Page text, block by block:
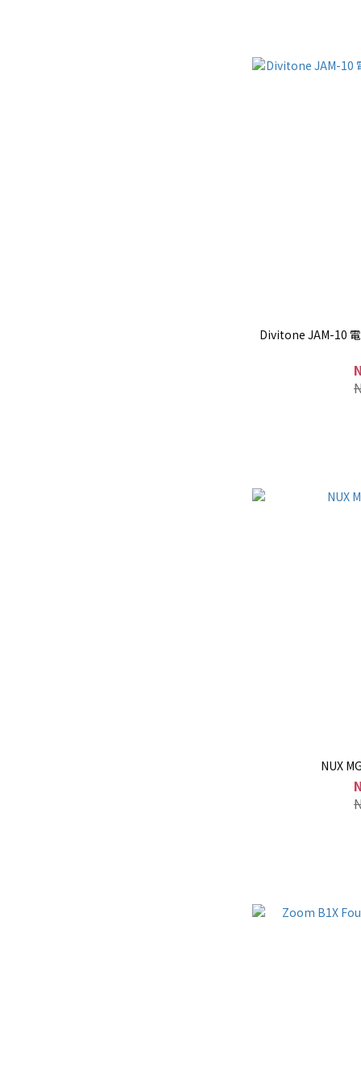
Divitone JAM-10
NUX